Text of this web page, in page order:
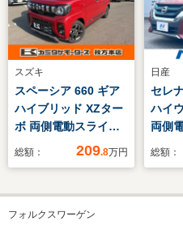
スズキ
スペーシア 660 ギア
ハイブリッド XZター
ボ 両側電動スライド
ドア クリアランスソ
アシスト 衝突被害軽
減システム オートラ
総額： 209.8万円
日産
セレ
ハイ
両側
ニタ
コ
総額：
フォルクスワーゲン